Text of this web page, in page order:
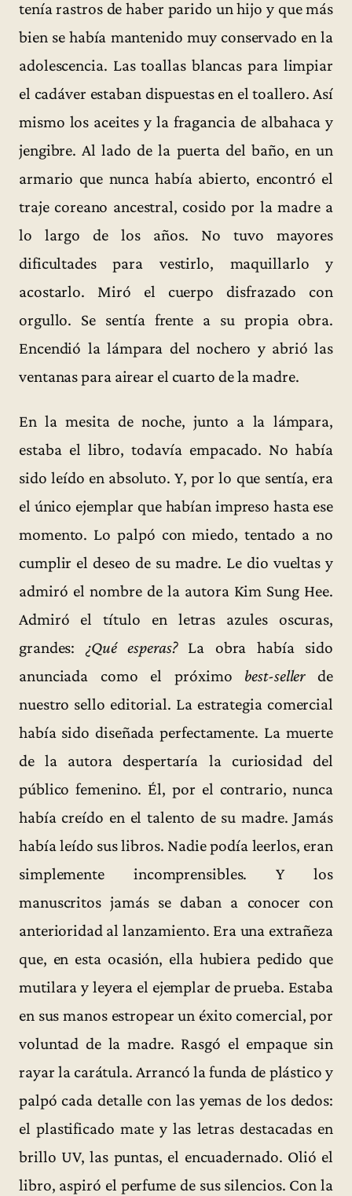
tenía rastros de haber parido un hijo y que más
bien se había mantenido muy conservado en la
adolescencia. Las toallas blancas para limpiar
el cadáver estaban dispuestas en el toallero. Así
mismo los aceites y la fragancia de albahaca y
jengibre. Al lado de la puerta del baño, en un
armario que nunca había abierto, encontró el
traje coreano ancestral, cosido por la madre a
lo largo de los años. No tuvo mayores
dificultades para vestirlo, maquillarlo y
acostarlo. Miró el cuerpo disfrazado con
orgullo. Se sentía frente a su propia obra.
Encendió la lámpara del nochero y abrió las
ventanas para airear el cuarto de la madre.
En la mesita de noche, junto a la lámpara,
estaba el libro, todavía empacado. No había
sido leído en absoluto. Y, por lo que sentía, era
el único ejemplar que habían impreso hasta ese
momento. Lo palpó con miedo, tentado a no
cumplir el deseo de su madre. Le dio vueltas y
admiró el nombre de la autora Kim Sung Hee.
Admiró el título en letras azules oscuras,
grandes: ¿Qué esperas? La obra había sido
anunciada como el próximo best-sellerde
nuestro sello editorial. La estrategia comercial
había sido diseñada perfectamente. La muerte
de la autora despertaría la curiosidad del
público femenino. Él, por el contrario, nunca
había creído en el talento de su madre. Jamás
había leído sus libros. Nadie podía leerlos, eran
simplemente incomprensibles. Y los
manuscritos jamás se daban a conocer con
anterioridad al lanzamiento. Era una extrañeza
que, en esta ocasión, ella hubiera pedido que
mutilara y leyera el ejemplar de prueba. Estaba
en sus manos estropear un éxito comercial, por
voluntad de la madre. Rasgó el empaque sin
rayar la carátula. Arrancó la funda de plástico y
palpó cada detalle con las yemas de los dedos:
el plastificado mate y las letras destacadas en
brillo UV, las puntas, el encuadernado. Olió el
libro, aspiró el perfume de sus silencios. Con la